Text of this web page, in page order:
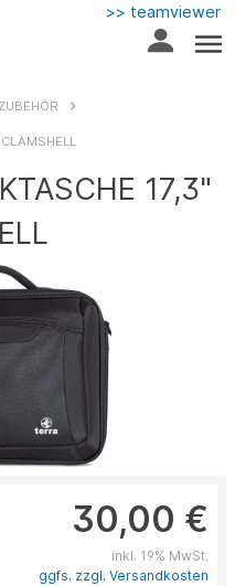
>> teamviewer
17,3"
30,00 €
inkl. 19% MwSt.
ggfs. zzgl. Versandkosten